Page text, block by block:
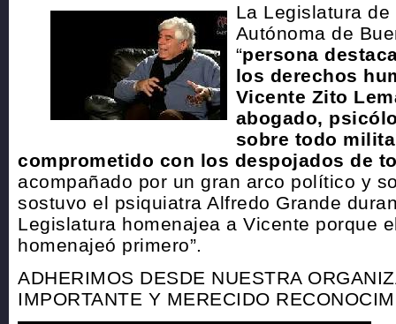
La Legislatura de
Autónoma de
“persona
los derechos
Vicente Zito
abogado,
sobre todo
comprometido con los despojados de
acompañado por un gran arco político y
sostuvo el psiquiatra Alfredo Grande
Legislatura homenajea a Vicente porque
homenajeó primero”.
ADHERIMOS DESDE NUESTRA
IMPORTANTE Y MERECIDO